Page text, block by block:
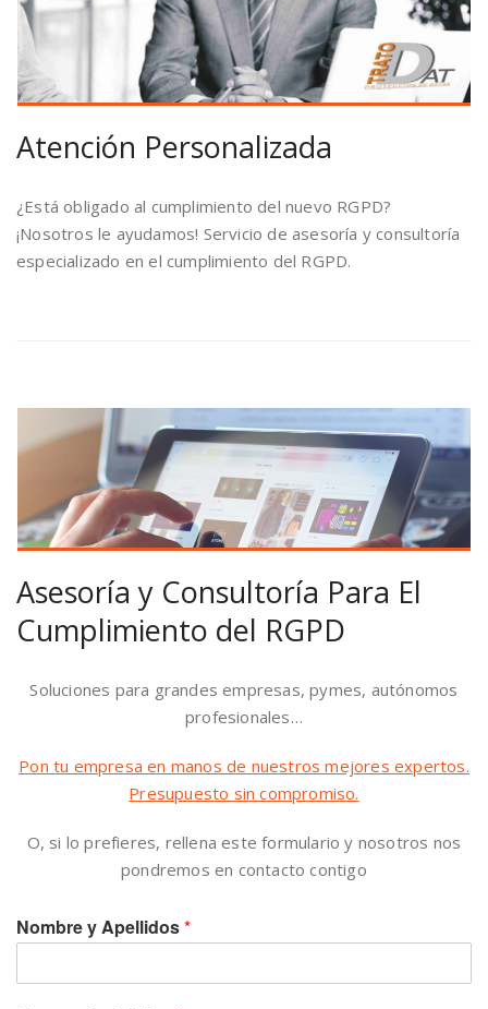
Atención Personalizada
¿Está obligado al cumplimiento del nuevo RGPD?
¡Nosotros le ayudamos! Servicio de asesoría y consultoría
especializado en el cumplimiento del RGPD.
Asesoría y Consultoría Para El
Cumplimiento del RGPD
Soluciones para grandes empresas, pymes, autónomos
profesionales…
Pon tu empresa en manos de nuestros mejores expertos.
Presupuesto sin compromiso.
O, si lo prefieres, rellena este formulario y nosotros nos
pondremos en contacto contigo
Nombre y Apellidos*